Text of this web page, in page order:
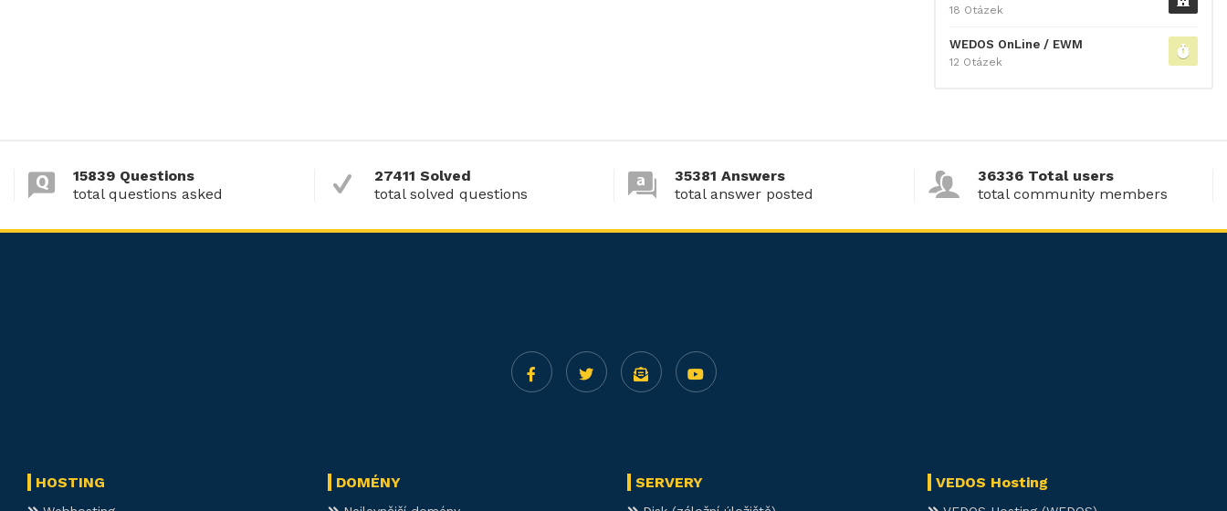
18 Otázek
WEDOS OnLine / EWM
12 Otázek
15839 Questions
total questions asked
27411 Solved
total solved questions
35381 Answers
total answer posted
36336 Total users
total community members
HOSTING DOMÉNY SERVERY VEDOS Hosting